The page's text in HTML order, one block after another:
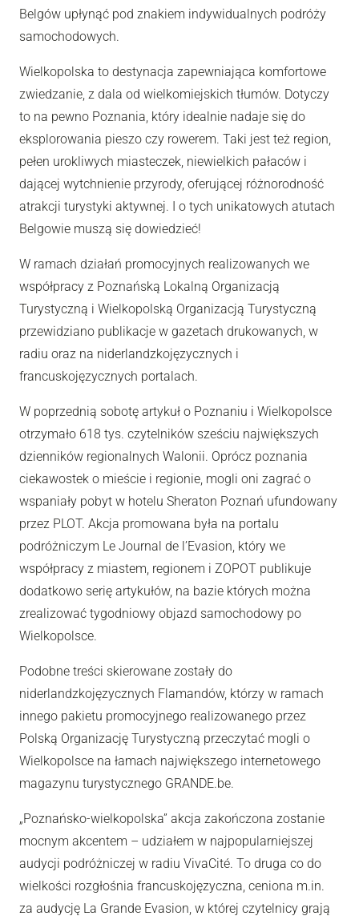
Belgów upłynąć pod znakiem indywidualnych podróży
samochodowych.
Wielkopolska to destynacja zapewniająca komfortowe
zwiedzanie, z dala od wielkomiejskich tłumów. Dotyczy
to na pewno Poznania, który idealnie nadaje się do
eksplorowania pieszo czy rowerem. Taki jest też region,
pełen urokliwych miasteczek, niewielkich pałaców i
dającej wytchnienie przyrody, oferującej różnorodność
atrakcji turystyki aktywnej. I o tych unikatowych atutach
Belgowie muszą się dowiedzieć!
W ramach działań promocyjnych realizowanych we
współpracy z Poznańską Lokalną Organizacją
Turystyczną i Wielkopolską Organizacją Turystyczną
przewidziano publikacje w gazetach drukowanych, w
radiu oraz na niderlandzkojęzycznych i
francuskojęzycznych portalach.
W poprzednią sobotę artykuł o Poznaniu i Wielkopolsce
otrzymało 618 tys. czytelników sześciu największych
dzienników regionalnych Walonii. Oprócz poznania
ciekawostek o mieście i regionie, mogli oni zagrać o
wspaniały pobyt w hotelu Sheraton Poznań ufundowany
przez PLOT. Akcja promowana była na portalu
podróżniczym Le Journal de l’Evasion, który we
współpracy z miastem, regionem i ZOPOT publikuje
dodatkowo serię artykułów, na bazie których można
zrealizować tygodniowy objazd samochodowy po
Wielkopolsce.
Podobne treści skierowane zostały do
niderlandzkojęzycznych Flamandów, którzy w ramach
innego pakietu promocyjnego realizowanego przez
Polską Organizację Turystyczną przeczytać mogli o
Wielkopolsce na łamach największego internetowego
magazynu turystycznego GRANDE.be.
„Poznańsko-wielkopolska” akcja zakończona zostanie
mocnym akcentem – udziałem w najpopularniejszej
audycji podróżniczej w radiu VivaCité. To druga co do
wielkości rozgłośnia francuskojęzyczna, ceniona m.in.
za audycję La Grande Evasion, w której czytelnicy grają